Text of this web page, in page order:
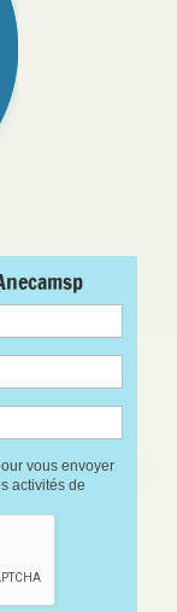
vous envoyer
activités de